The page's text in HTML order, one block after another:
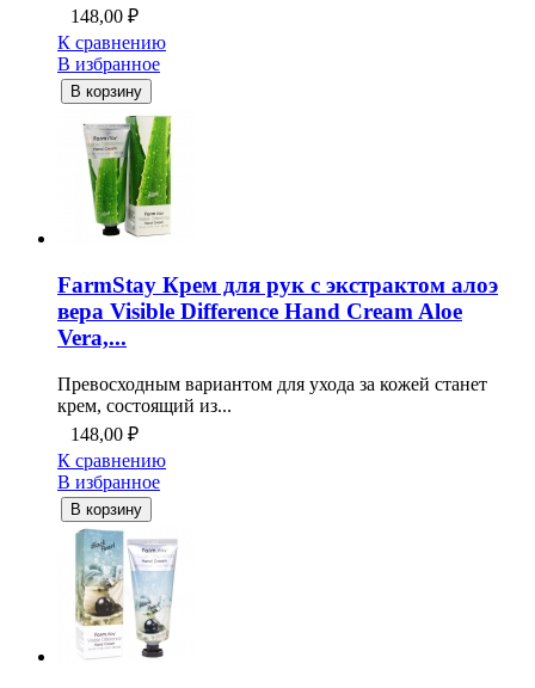
148,00 ₽
К сравнению
В избранное
В корзину
FarmStay Крем для рук с экстрактом алоэ
вера Visible Difference Hand Cream Aloe
Vera,...
Превосходным вариантом для ухода за кожей станет
крем, состоящий из...
148,00 ₽
К сравнению
В избранное
В корзину